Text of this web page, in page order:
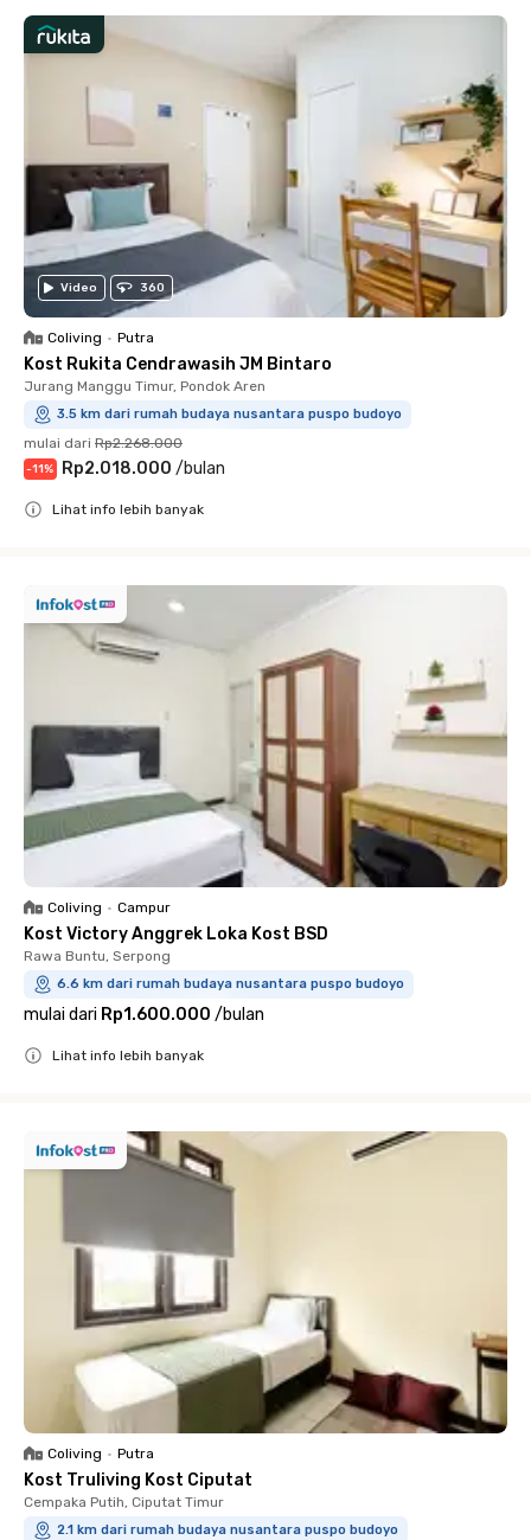
Video 360
Coliving • Putra
Kost Rukita Cendrawasih JM Bintaro
Jurang Manggu Timur, Pondok Aren
3.5 km dari rumah budaya nusantara puspo budoyo
mulai dari Rp2.268.000
-11% Rp2.018.000 /bulan
Lihat info lebih banyak
Coliving • Campur
Kost Victory Anggrek Loka Kost BSD
Rawa Buntu, Serpong
6.6 km dari rumah budaya nusantara puspo budoyo
mulai dari Rp1.600.000 /bulan
Lihat info lebih banyak
Coliving • Putra
Kost Truliving Kost Ciputat
Cempaka Putih, Ciputat Timur
2.1 km dari rumah budaya nusantara puspo budoyo